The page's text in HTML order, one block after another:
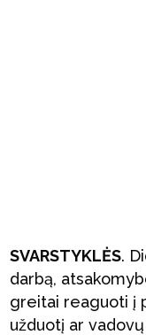
SVARSTYKLĖS.
darbą,
greitai reaguoti į
užduotį ar